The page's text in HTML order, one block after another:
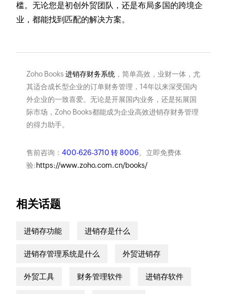
槛。无论您是初创外贸团队，还是布局多国的跨境企
业，都能找到匹配的解决方案。
Zoho Books 进销存财务系统，简单高效，业财一体，尤
其适合成长型企业的订单财务管理，14年以来深受国内
外企业的一致喜爱。无论是开展国内业务，还是拓展国
际市场，Zoho Books都能成为企业高效进销存财务管理
的得力助手。
售前咨询： 400-626-3710 转 8006。立即免费体
验: https://www.zoho.com.cn/books/
相关话题
进销存功能 进销存是什么
进销存管理系统是什么 外贸进销存
外贸工具 财务管理软件 进销存软件